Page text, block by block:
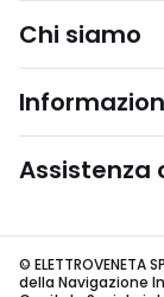
Chi siamo
Assistenza
©
della Navigazione